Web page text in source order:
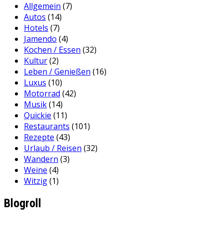
Allgemein (7)
Autos (14)
Hotels (7)
Jamendo (4)
Kochen / Essen (32)
Kultur(2)
Leben / Genießen (16)
Luxus (10)
Motorrad (42)
Musik(14)
Quickie (11)
Restaurants (101)
Rezepte (43)
Urlaub / Reisen (32)
Wandern (3)
Weine (4)
Witzig(1)
Blogroll